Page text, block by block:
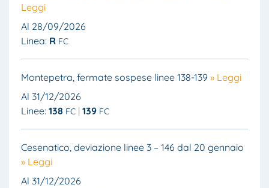
Leggi
Al 28/09/2026
Linea: R FC
Montepetra, fermate sospese linee 138-139 » Leggi
Al 31/12/2026
Linee: 138 FC 139 FC
Cesenatico, deviazione linee 3 – 146 dal 20 gennaio
» Leggi
Al 31/12/2026